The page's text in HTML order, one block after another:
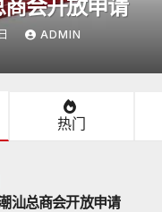
ADMIN
热门
汕总商会开放申请